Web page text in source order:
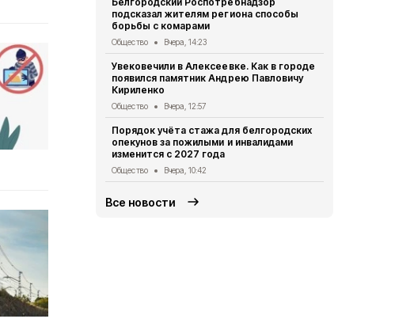
подсказал жителям региона способы
борьбы с комарами
Общество Вчера, 14:23
Увековечили в Алексеевке. Как в городе
появился памятник Андрею Павловичу
Кириленко
Общество Вчера, 12:57
Порядок учёта стажа для белгородских
опекунов за пожилыми и инвалидами
изменится с 2027 года
Общество Вчера, 10:42
Все новости